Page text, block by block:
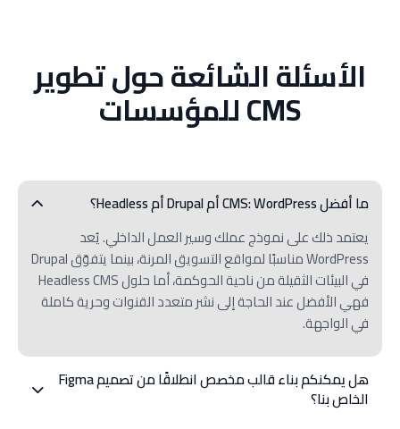
الأسئلة الشائعة حول تطوير
CMS للمؤسسات
ما أفضل CMS: WordPress أم Drupal أم Headless؟
يعتمد ذلك على نموذج عملك وسير العمل الداخلي. يُعد
WordPress مناسبًا لمواقع التسويق المرنة، بينما يتفوّق Drupal
في البيئات الثقيلة من ناحية الحوكمة، أما حلول Headless CMS
فهي الأفضل عند الحاجة إلى نشر متعدد القنوات وحرية كاملة
في الواجهة.
هل يمكنكم بناء قالب مخصص انطلاقًا من تصميم Figma
الخاص بنا؟